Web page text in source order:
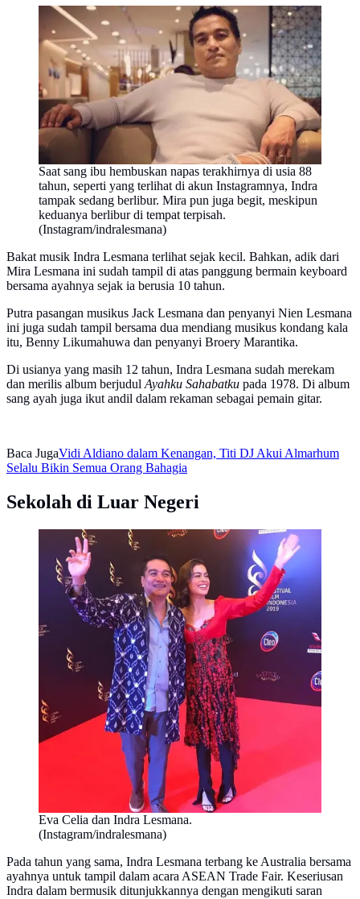
Saat sang ibu hembuskan napas terakhirnya di usia 88
tahun, seperti yang terlihat di akun Instagramnya, Indra
tampak sedang berlibur. Mira pun juga begit, meskipun
keduanya berlibur di tempat terpisah.
(Instagram/indralesmana)
Bakat musik Indra Lesmana terlihat sejak kecil. Bahkan, adik dari
Mira Lesmana ini sudah tampil di atas panggung bermain keyboard
bersama ayahnya sejak ia berusia 10 tahun.
Putra pasangan musikus Jack Lesmana dan penyanyi Nien Lesmana
ini juga sudah tampil bersama dua mendiang musikus kondang kala
itu, Benny Likumahuwa dan penyanyi Broery Marantika.
Di usianya yang masih 12 tahun, Indra Lesmana sudah merekam
dan merilis album berjudulAyahku Sahabatku pada 1978. Di album
sang ayah juga ikut andil dalam rekaman sebagai pemain gitar.
Baca JugaVidi Aldiano dalam Kenangan, Titi DJ Akui Almarhum
Selalu Bikin Semua Orang Bahagia
Sekolah di Luar Negeri
Eva Celia dan Indra Lesmana.
(Instagram/indralesmana)
Pada tahun yang sama, Indra Lesmana terbang ke Australia bersama
ayahnya untuk tampil dalam acara ASEAN Trade Fair. Keseriusan
Indra dalam bermusik ditunjukkannya dengan mengikuti saran